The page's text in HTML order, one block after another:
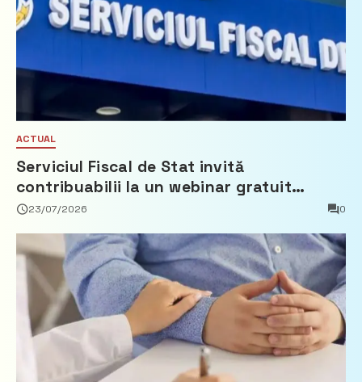
ACTUAL
Serviciul Fiscal de Stat invită
contribuabilii la un webinar gratuit
privind calculul impozitului pe bunurile
23/07/2026 0